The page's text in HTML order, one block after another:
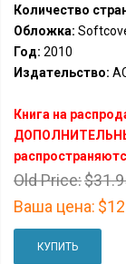
Количество
Обложка:
Год: 2010
Издательство:
Книга на
Old Price:
Ваша цена:
КУПИТЬ